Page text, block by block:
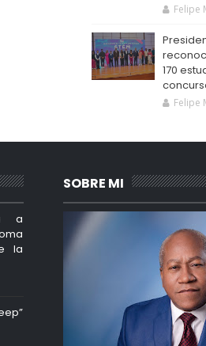
Felipe
170
Felipe
a
la
SOBRE MI